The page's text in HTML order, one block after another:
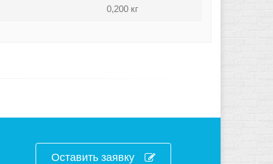
0,200 кг
Оставить заявку